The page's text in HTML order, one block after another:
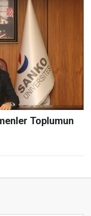
Toplumun